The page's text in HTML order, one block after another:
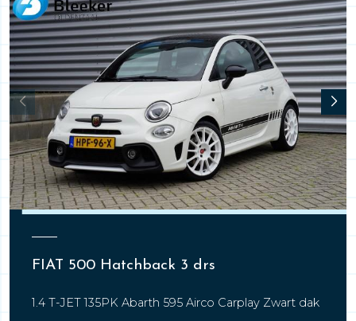
FIAT 500 Hatchback 3 drs
1.4 T-JET 135PK Abarth 595 Airco Carplay Zwart dak